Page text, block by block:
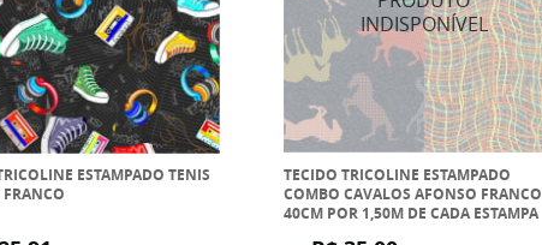
ESTAMPADO TENIS
TECIDO TRICOLINE ESTAMPADO
COMBO CAVALOS AFONSO FRANCO
40CM POR 1,50M DE CADA ESTAMPA